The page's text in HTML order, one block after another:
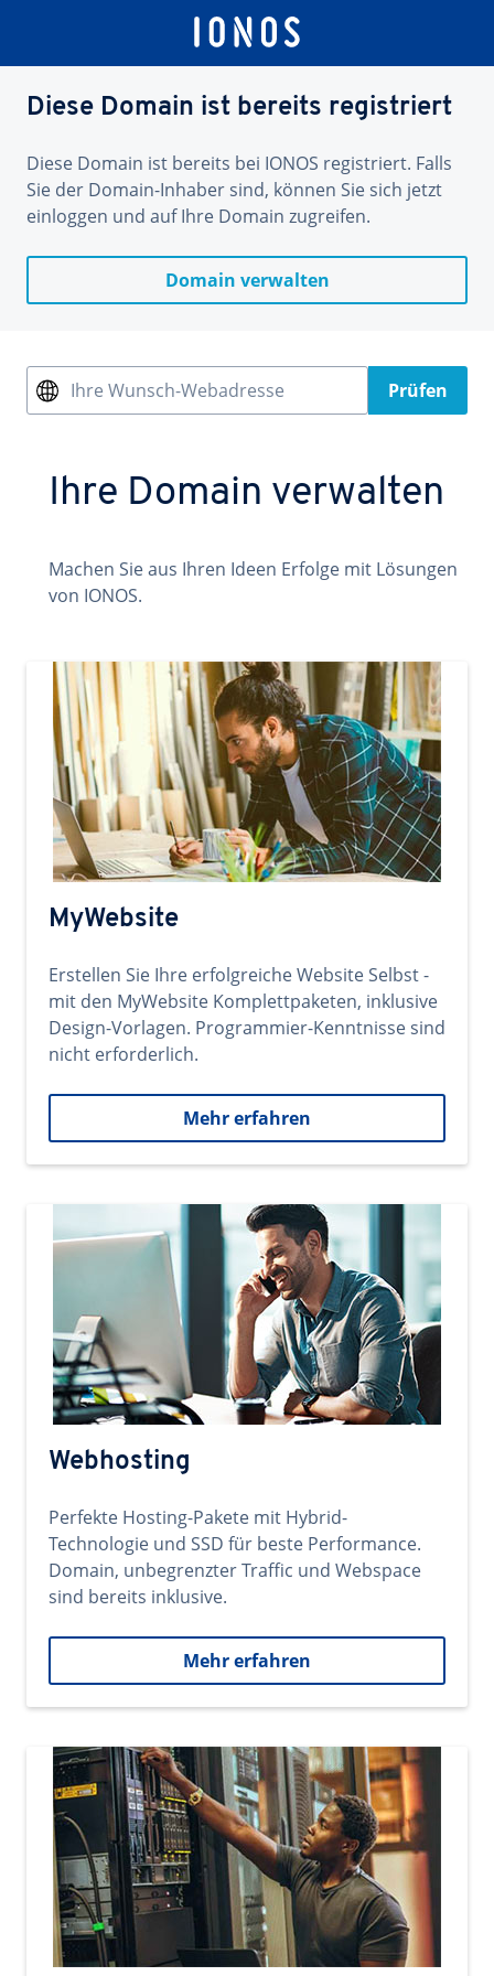
Diese Domain ist bereits registriert
Diese Domain ist bereits bei IONOS registriert. Falls
Sie der Domain-Inhaber sind, können Sie sich jetzt
einloggen und auf Ihre Domain zugreifen.
Domain verwalten
Ihre Wunsch-Webadresse Prüfen
Ihre Domain verwalten
Machen Sie aus Ihren Ideen Erfolge mit Lösungen
von IONOS.
MyWebsite
Erstellen Sie Ihre erfolgreiche Website Selbst -
mit den MyWebsite Komplettpaketen, inklusive
Design-Vorlagen. Programmier-Kenntnisse sind
nicht erforderlich.
Mehr erfahren
Webhosting
Perfekte Hosting-Pakete mit Hybrid-
Technologie und SSD für beste Performance.
Domain, unbegrenzter Traffic und Webspace
sind bereits inklusive.
Mehr erfahren